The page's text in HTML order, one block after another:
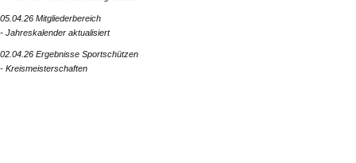
05.04.26 Mitgliederbereich
- Jahreskalender aktualisiert
02.04.26 Ergebnisse Sportschützen
- Kreismeisterschaften